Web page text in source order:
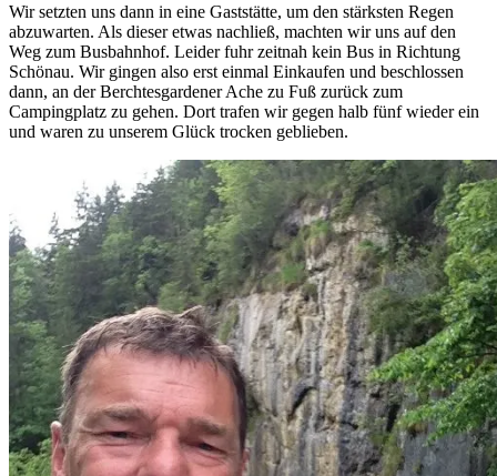
Wir setzten uns dann in eine Gaststätte, um den stärksten Regen
abzuwarten. Als dieser etwas nachließ, machten wir uns auf den
Weg zum Busbahnhof. Leider fuhr zeitnah kein Bus in Richtung
Schönau. Wir gingen also erst einmal Einkaufen und beschlossen
dann, an der Berchtesgardener Ache zu Fuß zurück zum
Campingplatz zu gehen. Dort trafen wir gegen halb fünf wieder ein
und waren zu unserem Glück trocken geblieben.